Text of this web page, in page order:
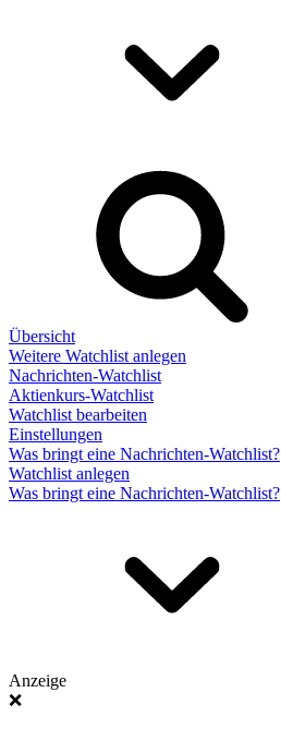
Übersicht
Weitere Watchlist anlegen
Nachrichten-Watchlist
Aktienkurs-Watchlist
Watchlist bearbeiten
Einstellungen
Was bringt eine Nachrichten-Watchlist?
Watchlist anlegen
Was bringt eine Nachrichten-Watchlist?
Anzeige
❌